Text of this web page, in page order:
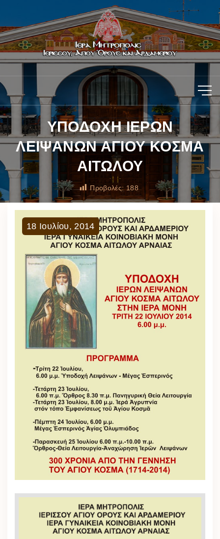
ΥΠΟΔΟΧΗ ΙΕΡΩΝ
ΛΕΙΨΑΝΩΝ ΑΓΙΟΥ ΚΟΣΜΑ
ΑΙΤΩΛΟΥ
Προβολές: 188
18 Ιουλίου, 2014